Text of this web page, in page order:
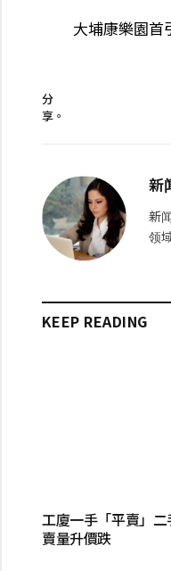
大埔康樂園首
分
享。
新
新
领
KEEP READING
工廈一手「平賣」
賣量升價跌